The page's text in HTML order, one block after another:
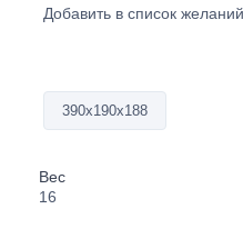
Добавить в список желаний
390х190х188
Вес
16